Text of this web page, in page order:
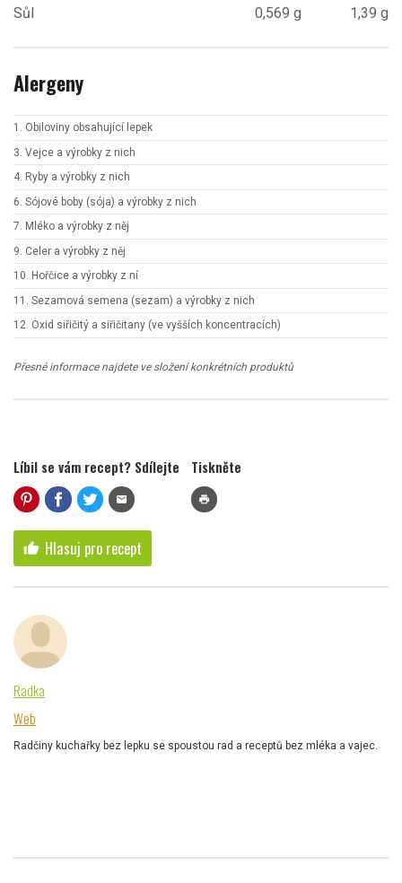
Sůl 0,569 g 1,39 g
Alergeny
1. Obiloviny obsahující lepek
3. Vejce a výrobky z nich
4. Ryby a výrobky z nich
6. Sójové boby (sója) a výrobky z nich
7. Mléko a výrobky z něj
9. Celer a výrobky z něj
10. Hořčice a výrobky z ní
11. Sezamová semena (sezam) a výrobky z nich
12. Oxid siřičitý a siřičitany (ve vyšších koncentracích)
Přesné informace najdete ve složení konkrétních produktů
Líbil se vám recept? Sdílejte
mail
Tiskněte
print
thumb_up Hlasuj pro recept
Radka
Web
Radčiny kuchařky bez lepku se spoustou rad a receptů bez mléka a vajec.